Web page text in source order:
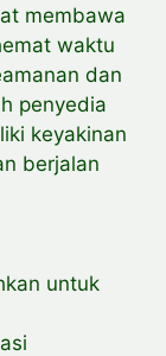
membawa
waktu
dan
penyedia
keyakinan
berjalan
untuk